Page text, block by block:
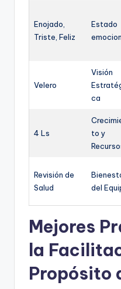
Enojado,
Triste, Feliz
Estado
Velero
Visión
ca
4 Ls
to y
Revisión de
Salud
del
Mejores
la
Propósito